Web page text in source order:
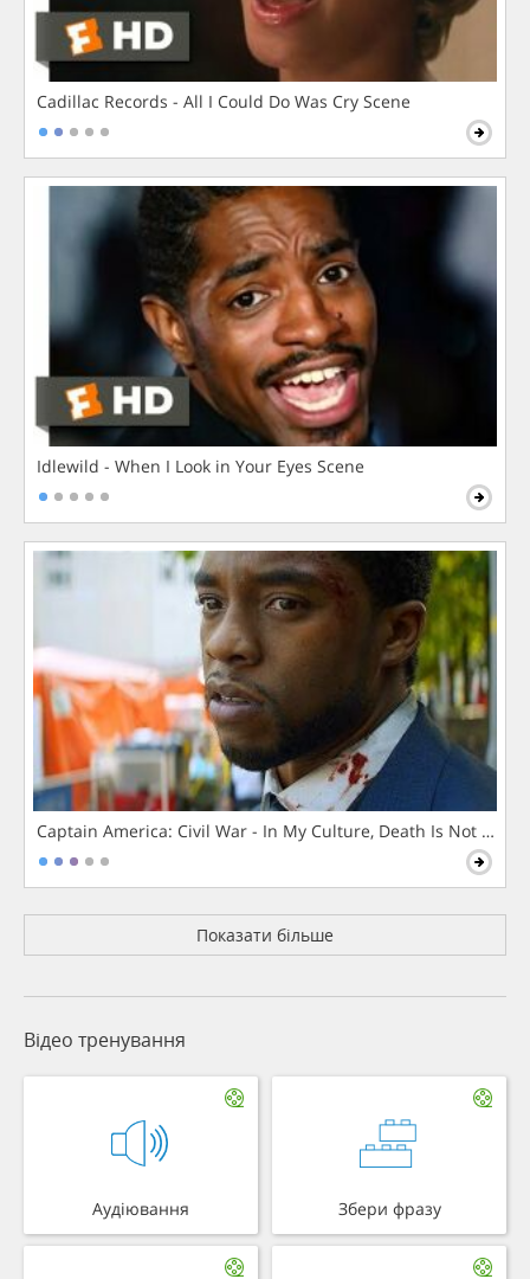
Cadillac Records - All I Could Do Was Cry Scene
Idlewild - When I Look in Your Eyes Scene
Captain America: Civil War - In My Culture, Death Is Not The
Показати більше
Відео тренування
Аудіювання Збери фразу